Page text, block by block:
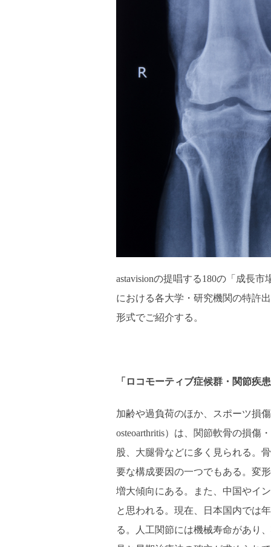
astavisionの提唱する180の「成長市
における各大学・研究機関の特許
形式でご紹介する。
「ロコモーティブ症候群・関節疾
加齢や過負荷のほか、スポーツ損
osteoarthritis）は、関節軟骨の損
股、大腿骨などに多く見られる。
要な構成要因の一つでもある。変
増大傾向にある。また、中国やイ
と思われる。現在、日本国内では
る。人工関節には機械寿命があり